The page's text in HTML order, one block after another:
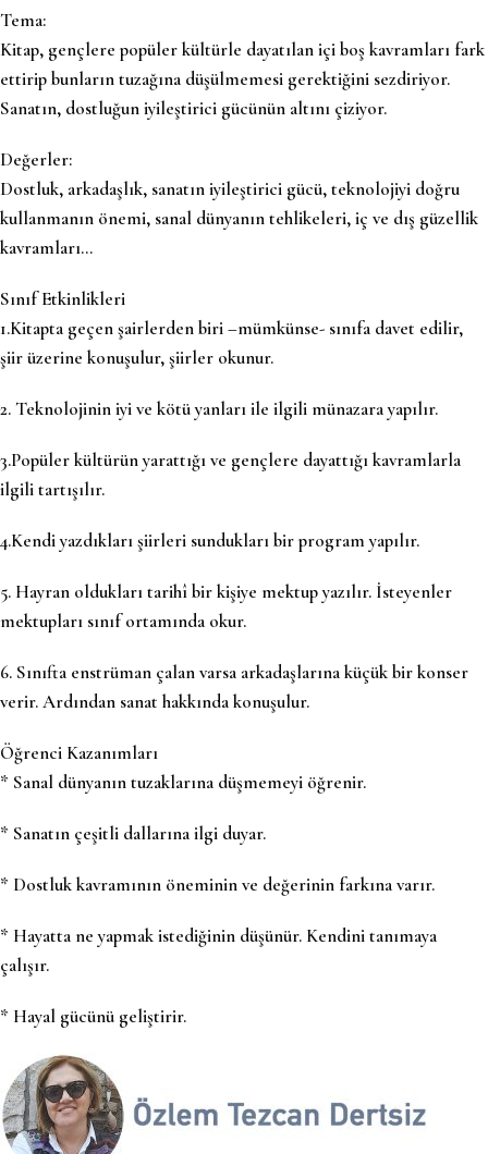
Tema:
Kitap, gençlere popüler kültürle dayatılan içi boş kavramları fark
ettirip bunların tuzağına düşülmemesi gerektiğini sezdiriyor.
Sanatın, dostluğun iyileştirici gücünün altını çiziyor.
Değerler:
Dostluk, arkadaşlık, sanatın iyileştirici gücü, teknolojiyi doğru
kullanmanın önemi, sanal dünyanın tehlikeleri, iç ve dış güzellik
kavramları…
Sınıf Etkinlikleri
1.Kitapta geçen şairlerden biri –mümkünse- sınıfa davet edilir,
şiir üzerine konuşulur, şiirler okunur.
2. Teknolojinin iyi ve kötü yanları ile ilgili münazara yapılır.
3.Popüler kültürün yarattığı ve gençlere dayattığı kavramlarla
ilgili tartışılır.
4.Kendi yazdıkları şiirleri sundukları bir program yapılır.
5. Hayran oldukları tarihî bir kişiye mektup yazılır. İsteyenler
mektupları sınıf ortamında okur.
6. Sınıfta enstrüman çalan varsa arkadaşlarına küçük bir konser
verir. Ardından sanat hakkında konuşulur.
Öğrenci Kazanımları
* Sanal dünyanın tuzaklarına düşmemeyi öğrenir.
* Sanatın çeşitli dallarına ilgi duyar.
* Dostluk kavramının öneminin ve değerinin farkına varır.
* Hayatta ne yapmak istediğinin düşünür. Kendini tanımaya
çalışır.
* Hayal gücünü geliştirir.